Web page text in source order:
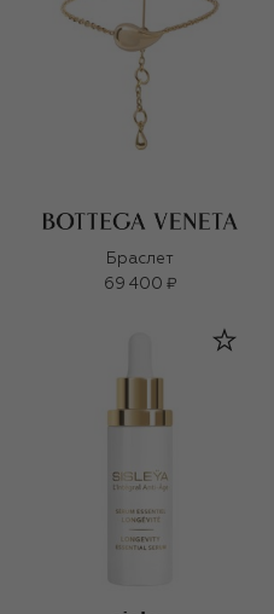
Браслет
69 400 ₽